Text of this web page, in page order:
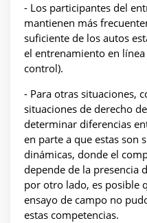
- Los participantes del
mantienen más
suficiente de los autos
el entrenamiento en
control).
- Para otras situaciones,
situaciones de derecho
determinar diferencias
en parte a que estas son
dinámicas, donde el
depende de la presencia
por otro lado, es posible
ensayo de campo no
estas competencias.